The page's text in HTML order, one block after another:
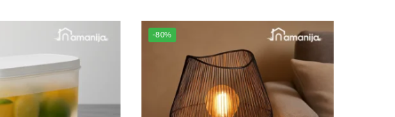
-80%